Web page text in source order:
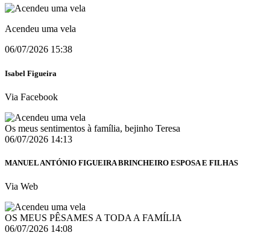
Acendeu uma vela
06/07/2026 15:38
Isabel Figueira
Via Facebook
Os meus sentimentos à família, bejinho Teresa
06/07/2026 14:13
MANUEL ANTÓNIO FIGUEIRA BRINCHEIRO ESPOSA E FILHAS
Via Web
OS MEUS PÊSAMES A TODA A FAMÍLIA
06/07/2026 14:08